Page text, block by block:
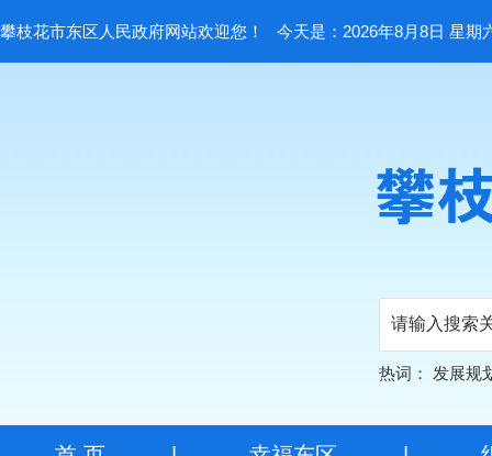
攀枝花市东区人民政府网站欢迎您！ 今天是：2026年8月8日 星期
热词： 发展规